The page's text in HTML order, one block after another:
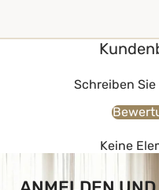
Schreiben
Keine